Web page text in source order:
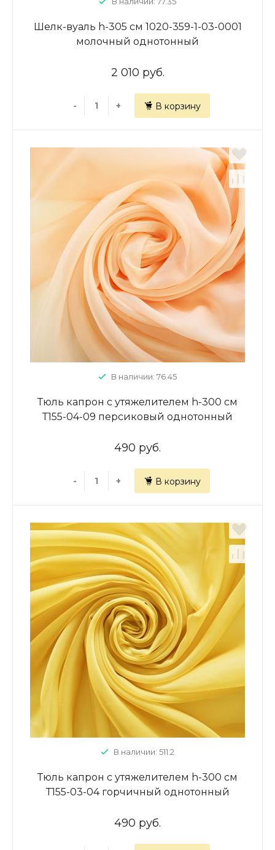
Шелк-вуаль h-305 см 1020-359-1-03-0001
молочный однотонный
2 010 руб.
- + В корзину
В наличии: 76.45
Тюль капрон с утяжелителем h-300 см
Т155-04-09 персиковый однотонный
490 руб.
- + В корзину
В наличии: 511.2
Тюль капрон с утяжелителем h-300 см
Т155-03-04 горчичный однотонный
490 руб.